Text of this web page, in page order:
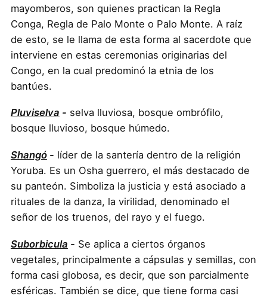
mayomberos, son quienes practican la Regla
Conga, Regla de Palo Monte o Palo Monte. A raíz
de esto, se le llama de esta forma al sacerdote que
interviene en estas ceremonias originarias del
Congo, en la cual predominó la etnia de los
bantúes.
Pluviselva - selva lluviosa, bosque ombrófilo,
bosque lluvioso, bosque húmedo.
Shangó- líder de la santería dentro de la religión
Yoruba. Es un Osha guerrero, el más destacado de
su panteón. Simboliza la justicia y está asociado a
rituales de la danza, la virilidad, denominado el
señor de los truenos, del rayo y el fuego.
Suborbicula - Se aplica a ciertos órganos
vegetales, principalmente a cápsulas y semillas, con
forma casi globosa, es decir, que son parcialmente
esféricas. También se dice, que tiene forma casi